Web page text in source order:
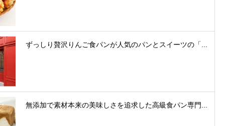
ずっしり贅沢りんご食パンが人気のパンとスイーツの「...
無添加で素材本来の美味しさを追求した高級食パン専門...